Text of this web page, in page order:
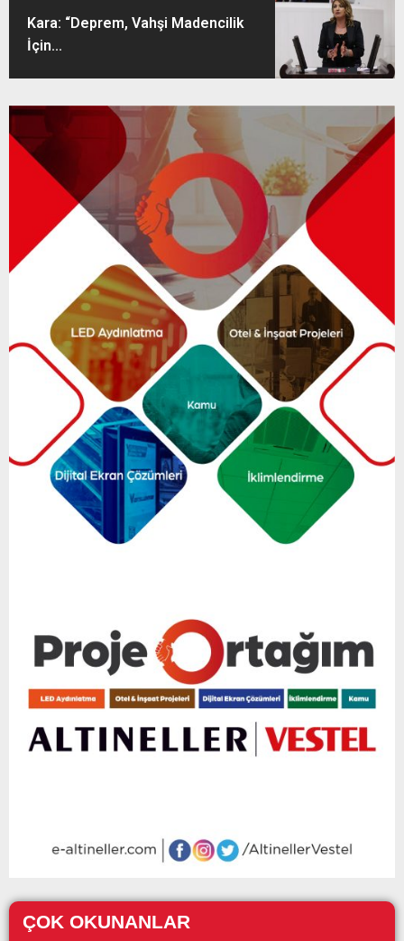
Kara: “Deprem, Vahşi Madencilik
İçin...
ÇOK OKUNANLAR